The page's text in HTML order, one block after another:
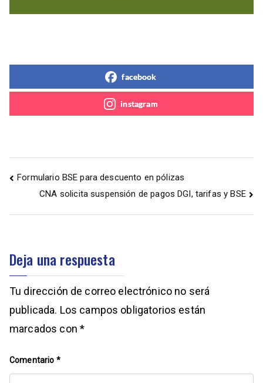
facebook
instagram
Formulario BSE para descuento en pólizas
CNA solicita suspensión de pagos DGI, tarifas y BSE
Deja una respuesta
Tu dirección de correo electrónico no será
publicada. Los campos obligatorios están
marcados con *
Comentario *